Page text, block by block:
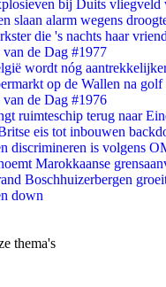
bij Duits vliegveld
slaan alarm wegens
die 's nachts haar
van de Dag #1977
wordt nóg
op de Wallen na golf
van de Dag #1976
ruimteschip terug naar
eis tot inbouwen
discrimineren is volgens
Marokkaanse
Boschhuizerbergen
down
thema's